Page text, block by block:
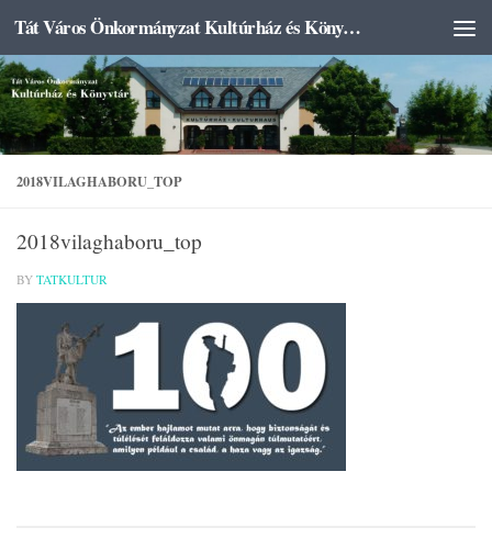
Skip to content Tát Város Önkormányzat Kultúrház és Könyvtár
2018VILAGHABORU_TOP
2018vilaghaboru_top
BY TATKULTUR